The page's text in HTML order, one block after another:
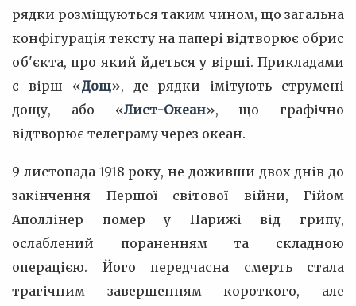
рядки розміщуються таким чином, що загальна
конфігурація тексту на папері відтворює обрис
об'єкта, про який йдеться у вірші. Прикладами
є вірш «Дощ», де рядки імітують струмені
дощу, або «Лист-Океан», що графічно
відтворює телеграму через океан.
9 листопада 1918 року, не доживши двох днів до
закінчення Першої світової війни, Гійом
Аполлінер помер у Парижі від грипу,
ослаблений пораненням та складною
операцією. Його передчасна смерть стала
трагічним завершенням короткого, але